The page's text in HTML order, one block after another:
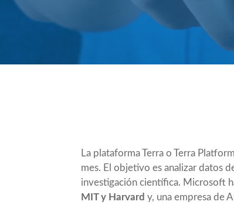
La plataforma Terra o Terra
mes. El objetivo es analizar datos
investigación científica. Microsoft
MIT y Harvard y, una empresa de